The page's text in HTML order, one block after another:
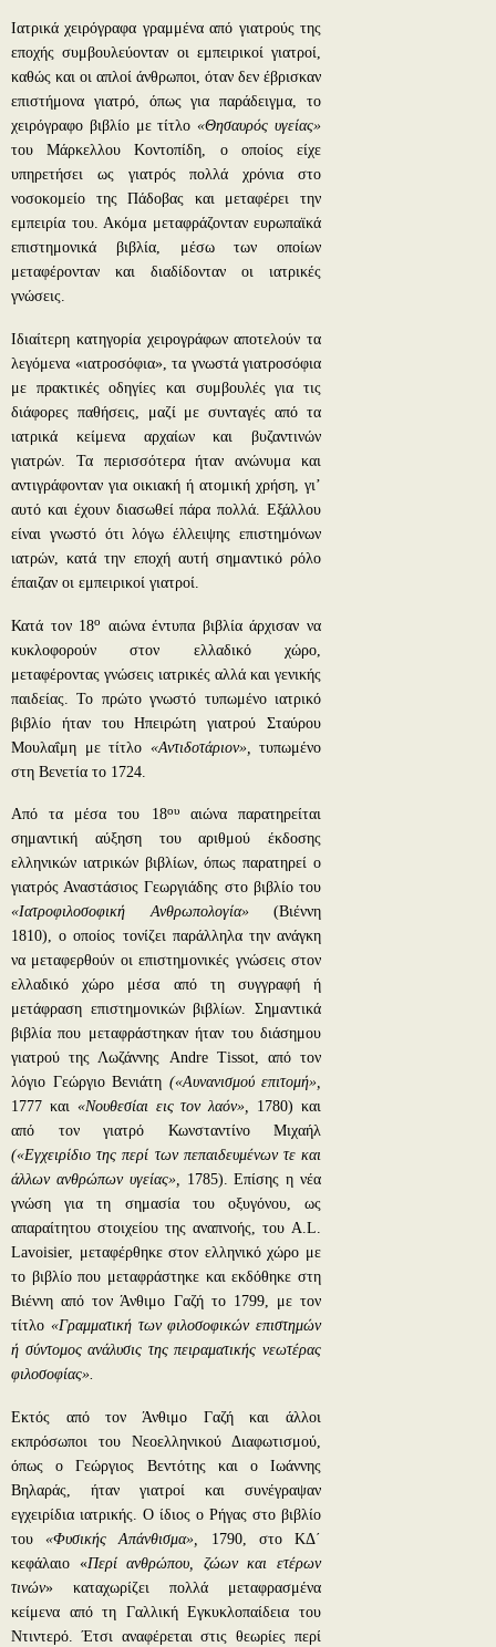
Ιατρικά χειρόγραφα γραμμένα από γιατρούς της
εποχής συμβουλεύονταν οι εμπειρικοί γιατροί,
καθώς και οι απλοί άνθρωποι, όταν δεν έβρισκαν
επιστήμονα γιατρό, όπως για παράδειγμα, το
χειρόγραφο βιβλίο με τίτλο«Θησαυρός υγείας»
του Μάρκελλου Κοντοπίδη, ο οποίος είχε
υπηρετήσει ως γιατρός πολλά χρόνια στο
νοσοκομείο της Πάδοβας και μεταφέρει την
εμπειρία του. Ακόμα μεταφράζονταν ευρωπαϊκά
επιστημονικά βιβλία, μέσω των οποίων
μεταφέρονταν και διαδίδονταν οι ιατρικές
γνώσεις.
Ιδιαίτερη κατηγορία χειρογράφων αποτελούν τα
λεγόμενα «ιατροσόφια», τα γνωστά γιατροσόφια
με πρακτικές οδηγίες και συμβουλές για τις
διάφορες παθήσεις, μαζί με συνταγές από τα
ιατρικά κείμενα αρχαίων και βυζαντινών
γιατρών. Τα περισσότερα ήταν ανώνυμα και
αντιγράφονταν για οικιακή ή ατομική χρήση, γι’
αυτό και έχουν διασωθεί πάρα πολλά. Εξάλλου
είναι γνωστό ότι λόγω έλλειψης επιστημόνων
ιατρών, κατά την εποχή αυτή σημαντικό ρόλο
έπαιζαν οι εμπειρικοί γιατροί.
Κατά τον 18ο
αιώνα έντυπα βιβλία άρχισαν να
κυκλοφορούν στον ελλαδικό χώρο,
μεταφέροντας γνώσεις ιατρικές αλλά και γενικής
παιδείας. Το πρώτο γνωστό τυπωμένο ιατρικό
βιβλίο ήταν του Ηπειρώτη γιατρού Σταύρου
Μουλαΐμη με τίτλο «Αντιδοτάριον»,
τυπωμένο
στη Βενετία το 1724.
Από τα μέσα του 18ουαιώνα παρατηρείται
σημαντική αύξηση του αριθμού έκδοσης
ελληνικών ιατρικών βιβλίων, όπως παρατηρεί ο
γιατρός Αναστάσιος Γεωργιάδης στο βιβλίο του
«Ιατροφιλοσοφική Ανθρωπολογία»(Βιέννη
1810), ο οποίος τονίζει παράλληλα την ανάγκη
να μεταφερθούν οι επιστημονικές γνώσεις στον
ελλαδικό χώρο μέσα από τη συγγραφή ή
μετάφραση επιστημονικών βιβλίων. Σημαντικά
βιβλία που μεταφράστηκαν ήταν του διάσημου
γιατρού της Λωζάννης Andre Tissot, από τον
λόγιο Γεώργιο Βενιάτη («Αυνανισμού επιτομή»,
1777 και «Νουθεσίαι εις τον λαόν», 1780) και
από τον γιατρό Κωνσταντίνο Μιχαήλ
(«Εγχειρίδιο της περί των πεπαιδευμένων τε και
άλλων ανθρώπων υγείας», 1785). Επίσης η νέα
γνώση για τη σημασία του οξυγόνου, ως
απαραίτητου στοιχείου της αναπνοής, του A.L.
Lavoisier, μεταφέρθηκε στον ελληνικό χώρο με
το βιβλίο που μεταφράστηκε και εκδόθηκε στη
Βιέννη από τον Άνθιμο Γαζή το 1799, με τον
τίτλο «Γραμματική των φιλοσοφικών επιστημών
ή σύντομος ανάλυσις της πειραματικής νεωτέρας
φιλοσοφίας».
Εκτός από τον Άνθιμο Γαζή και άλλοι
εκπρόσωποι του Νεοελληνικού Διαφωτισμού,
όπως ο Γεώργιος Βεντότης και ο Ιωάννης
Βηλαράς, ήταν γιατροί και συνέγραψαν
εγχειρίδια ιατρικής. Ο ίδιος ο Ρήγας στο βιβλίο
του«Φυσικής Απάνθισμα», 1790, στο ΚΔ΄
κεφάλαιο «Περί ανθρώπου, ζώων και ετέρων
τινών» καταχωρίζει πολλά μεταφρασμένα
κείμενα από τη Γαλλική Εγκυκλοπαίδεια του
Ντιντερό. Έτσι αναφέρεται στις θεωρίες περί